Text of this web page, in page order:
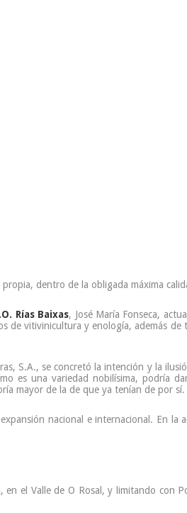
dentro de la obligada máxima
Rías Baixas, José María Fonseca,
vitivinicultura y enología, además de
S.A., se concretó la intención y la
es una variedad nobilísima, podría
mayor de la de que ya tenían de por sí.
nacional e internacional. En la
el Valle de O Rosal, y limitando con